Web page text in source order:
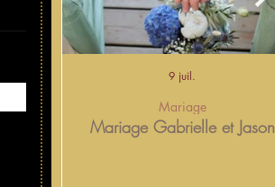
Mariage Gabrielle et Jason
Mariage
9 juil.